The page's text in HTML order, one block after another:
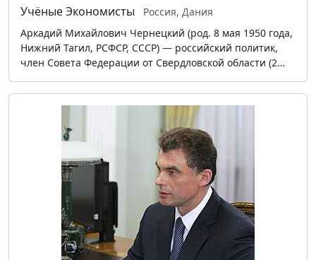
УчёныеЭкономисты
Россия, Дания
Аркадий Михайлович Чернецкий (род. 8 мая 1950 года,
Нижний Тагил, РСФСР, СССР) — российский политик,
член Совета Федерации от Свердловской области (2…